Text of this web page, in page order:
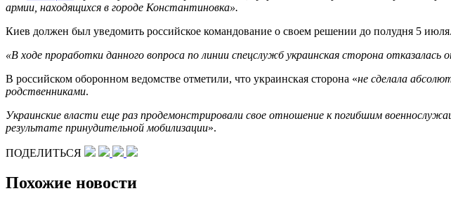
армии, находящихся в городе Константиновка».
Киев должен был уведомить российское командование о своем решении до полудня 5 июля.
«В ходе проработки данного вопроса по линии спецслужб украинская сторона
В российском оборонном ведомстве отметили, что украинская сторона «не сделала
родственниками.
Украинские власти еще раз продемонстрировали свое отношение к погибшим
результате принудительной мобилизации».
ПОДЕЛИТЬСЯ
Похожие новости